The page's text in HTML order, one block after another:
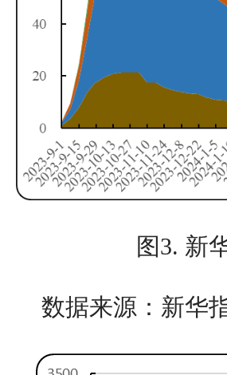
图3. 新
数据来源：新华